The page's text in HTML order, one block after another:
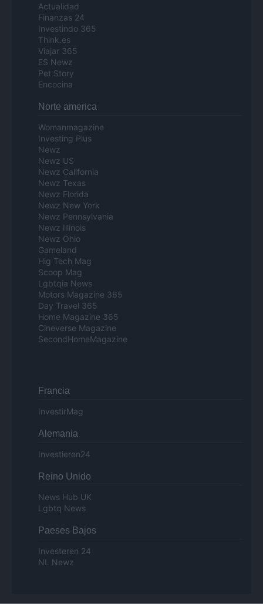
Actualidad
Finanzas 24
Investindo 365
Think.es
Viajar 365
ES Newz
Pet Story
Encocina
Norte america
Womanmagazine
Investing Plus
Newz
Newz US
Newz California
Newz Texas
Newz Florida
Newz New York
Newz Pennsylvania
Newz Illinois
Newz Ohio
Gameland
Hig Tech Mag
Scoop Mag
Lgbtqia News
Motors Magazine 365
Day Travel 365
Home Magazine 365
Cineverse Magazine
SecondHomeMagazine
Francia
InvestirMag
Alemania
Investieren24
Reino Unido
News Hub UK
Lgbtq News
Paeses Bajos
Investeren 24
NL Newz